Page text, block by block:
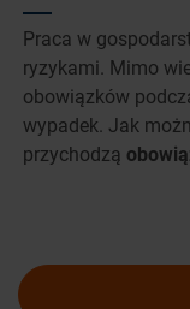
Praca w
ryzykami. Mimo
obowiązków
wypadek. Jak
przychodzą